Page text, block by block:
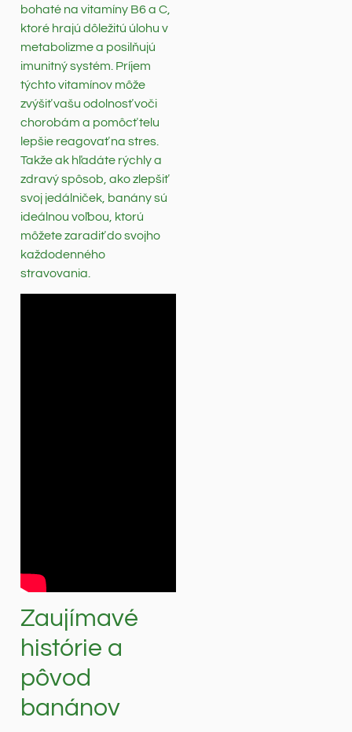
bohaté na vitamíny B6 a C,
ktoré hrajú dôležitú úlohu v
metabolizme a posilňujú
imunitný systém. Príjem
týchto vitamínov môže
zvýšiť vašu odolnosť voči
chorobám a pomôcť telu
lepšie reagovať na stres.
Takže ak hľadáte rýchly a
zdravý spôsob, ako zlepšiť
svoj jedálniček, banány sú
ideálnou voľbou, ktorú
môžete zaradiť do svojho
každodenného
stravovania.
Zaujímavé
histórie a
pôvod
banánov